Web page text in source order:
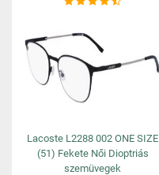
Lacoste L2288 002 ONE SIZE
(51) Fekete Női Dioptriás
szemüvegek